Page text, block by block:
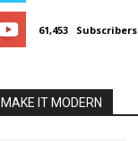
61,453 Subscribers
MAKE IT MODERN